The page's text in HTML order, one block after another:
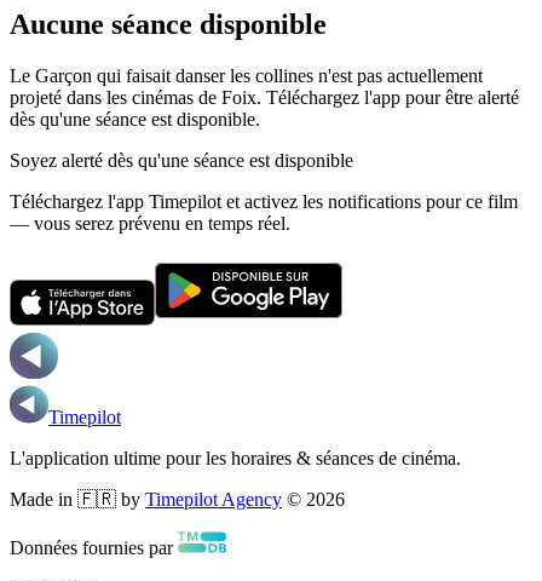
Aucune séance disponible
Le Garçon qui faisait danser les collines n'est pas actuellement
projeté dans les cinémas de Foix. Téléchargez l'app pour être alerté
dès qu'une séance est disponible.
Soyez alerté dès qu'une séance est disponible
Téléchargez l'app Timepilot et activez les notifications pour ce film
— vous serez prévenu en temps réel.
Timepilot
L'application ultime pour les horaires & séances de cinéma.
Made in 🇫🇷 by Timepilot Agency © 2026
Données fournies par